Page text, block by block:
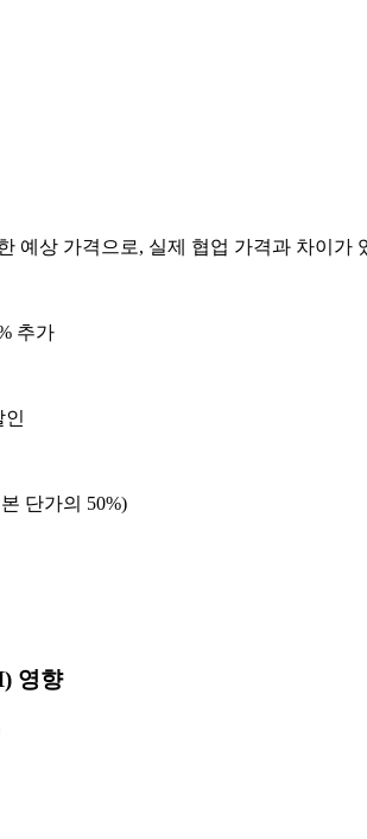
예상 가격으로, 실제 협업 가격과 차이가
추가
인
단가의 50%)
영향